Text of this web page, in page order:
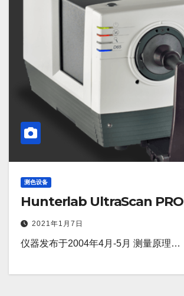
测色设备
Hunterlab UltraScan PRO
2021年1月7日
仪器发布于2004年4月-5月 测量原理…